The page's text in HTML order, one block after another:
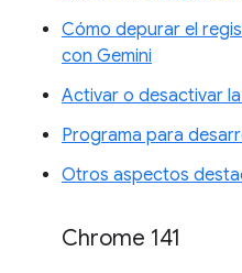
Cómo depurar el
con Gemini
Activar o desactivar
Programa para
Otros aspectos
Chrome 141